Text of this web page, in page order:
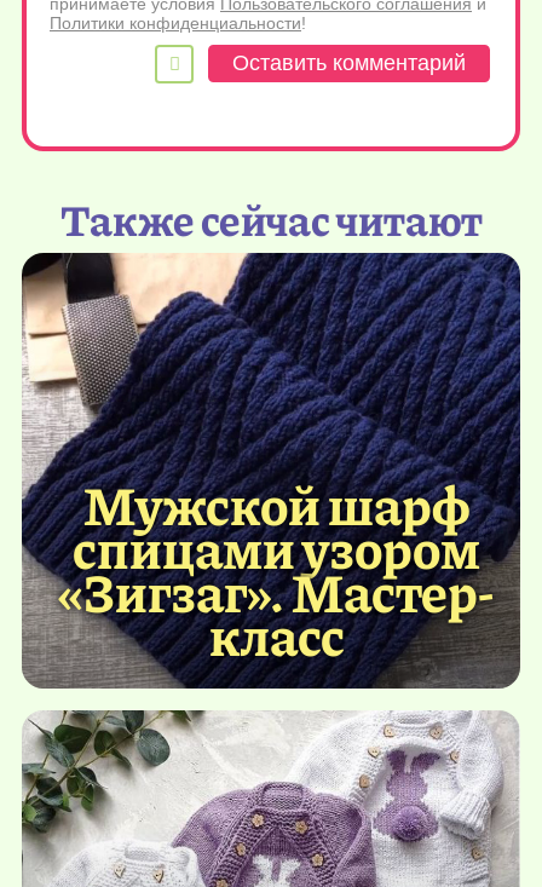
Политики конфиденциальности!
Также сейчас читают
Мужской шарф
спицами узором
«Зигзаг». Мастер-
класс